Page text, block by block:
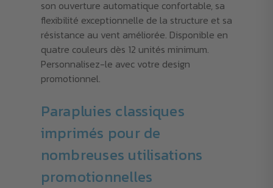
son ouverture automatique confortable, sa
flexibilité exceptionnelle de la structure et sa
résistance au vent améliorée. Disponible en
quatre couleurs dès 12 unités minimum.
Personnalisez-le avec votre design
promotionnel.
Parapluies classiques
imprimés pour de
nombreuses utilisations
promotionnelles